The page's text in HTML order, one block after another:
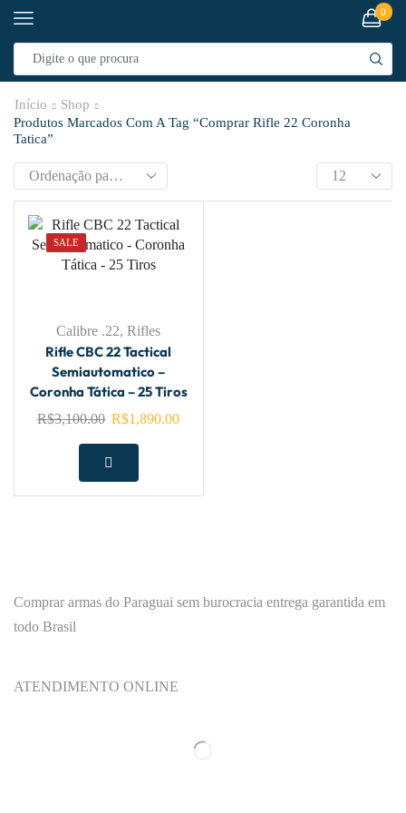
0
Início
Shop
Produtos Marcados Com A Tag “comprar Rifle 22 Coronha
Tatica”
SALE
Calibre .22,Rifles
Rifle CBC 22 Tactical
Semiautomatico –
Coronha Tática – 25 Tiros
R$3,100.00 R$1,890.00
Comprar armas do Paraguai sem burocracia entrega garantida em
todo Brasil
ATENDIMENTO ONLINE